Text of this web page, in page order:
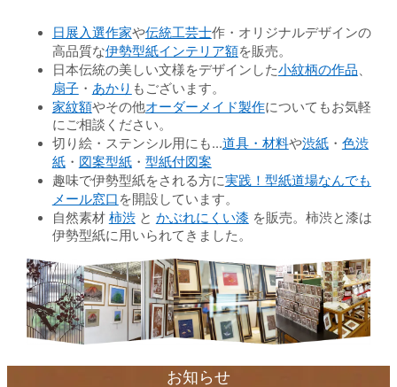
日展入選作家や伝統工芸士作・オリジナルデザインの
高品質な伊勢型紙インテリア額を販売。
日本伝統の美しい文様をデザインした小紋柄の作品、
扇子・ あかり もございます。
家紋額やその他オーダーメイド製作についてもお気軽
にご相談ください。
切り絵・ステンシル用にも…道具・材料や渋紙・ 色渋
紙・ 図案型紙・ 型紙付図案
趣味で伊勢型紙をされる方に実践！型紙道場なんでも
メール窓口 を開設しています。
自然素材 柿渋と かぶれにくい漆 を販売。柿渋と漆は
伊勢型紙に用いられてきました。
お知らせ